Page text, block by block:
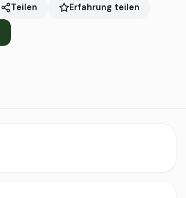
Teilen Erfahrung teilen